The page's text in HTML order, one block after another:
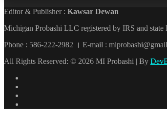
Editor & Publisher : Kawsar Dewan
Michigan Probashi LLC registered by IRS and
Phone : 586-222-2982 । E-mail :
All Rights Reserved: © 2026 MI Probashi | By